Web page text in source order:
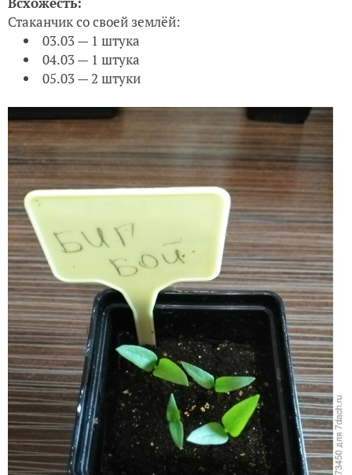
Первый
Всхожесть:
Стаканчик со своей землёй:
03.03 — 1 штука
04.03 — 1 штука
05.03 — 2 штуки